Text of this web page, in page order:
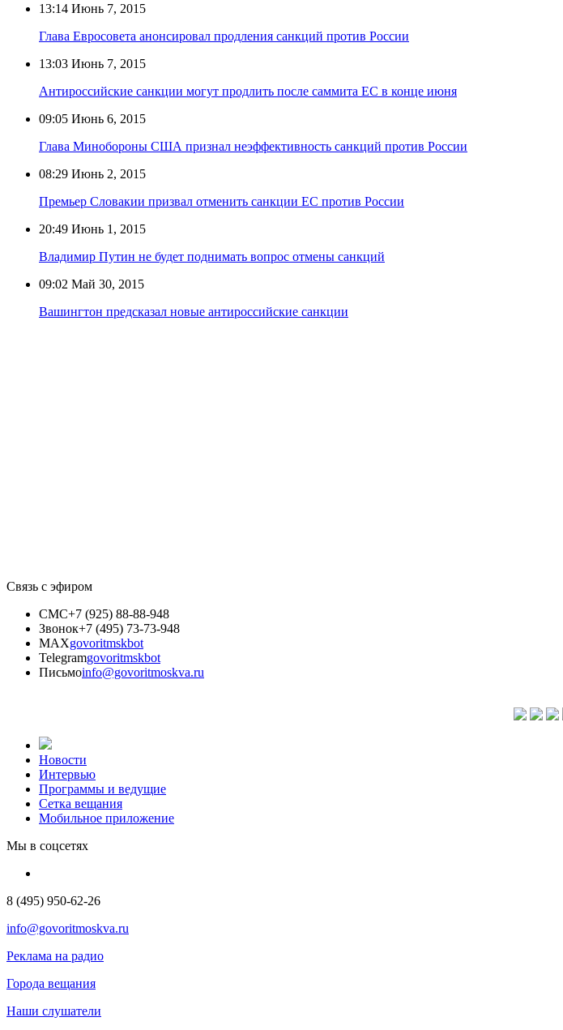
13:14 Июнь 7, 2015
Глава Евросовета анонсировал продления санкций против России
13:03 Июнь 7, 2015
Антироссийские санкции могут продлить после саммита ЕС в конце июня
09:05 Июнь 6, 2015
Глава Минобороны США признал неэффективность санкций против России
08:29 Июнь 2, 2015
Премьер Словакии призвал отменить санкции ЕС против России
20:49 Июнь 1, 2015
Владимир Путин не будет поднимать вопрос отмены санкций
09:02 Май 30, 2015
Вашингтон предсказал новые антироссийские санкции
Связь с эфиром
СМС+7 (925) 88-88-948
Звонок+7 (495) 73-73-948
MAXgovoritmskbot
Telegramgovoritmskbot
Письмоinfo@govoritmoskva.ru
Новости
Интервью
Программы и ведущие
Сетка вещания
Мобильное приложение
Мы в соцсетях
8 (495) 950-62-26
info@govoritmoskva.ru
Реклама на радио
Города вещания
Наши слушатели